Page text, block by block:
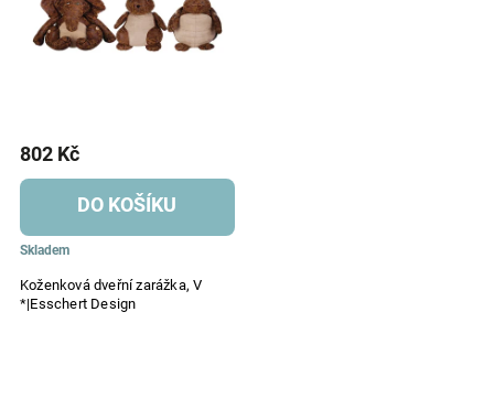
Koženková dveřní zarážka, V
*|Esschert Design
Skladem
802 Kč
DO KOŠÍKU